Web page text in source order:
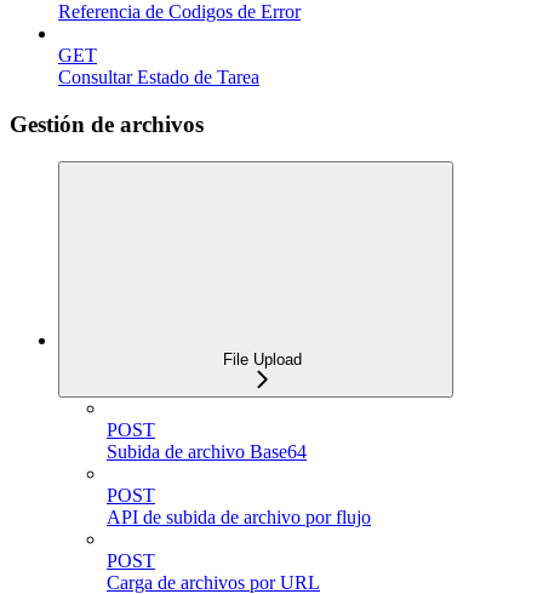
Referencia de Codigos de Error
GET
Consultar Estado de Tarea
Gestión de archivos
File Upload
POST
Subida de archivo Base64
POST
API de subida de archivo por flujo
POST
Carga de archivos por URL